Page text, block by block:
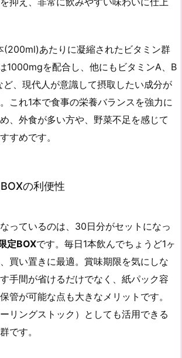
(200ml)あたりに凝縮されたビタミン群
1000mgを配合し、他にもビタミンA、B
、現代人が意識して摂取したい成分が
これ1本で食事の栄養バランスを強力に
、外食が多い方や、野菜不足を感じて
すめです。
の利便性
っているのは、30日分がセットになっ
定BOXです。毎日1本飲んでちょうど1ヶ
買い置きに最適。賞味期限を気にしな
手間が省けるだけでなく、紙パック容
管が可能な点も大きなメリットです。
リングストック）としても活用できる
です。